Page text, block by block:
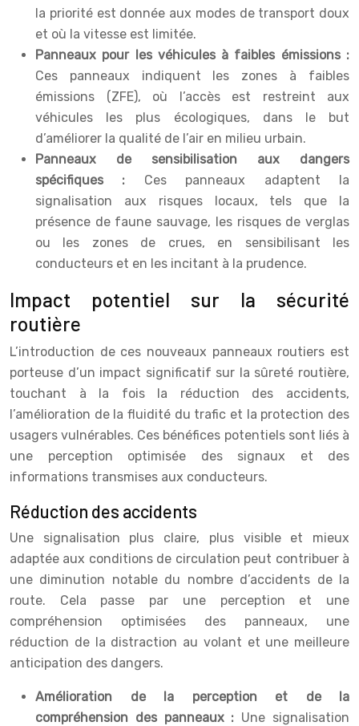
la priorité est donnée aux modes de transport doux
et où la vitesse est limitée.
Panneaux pour les véhicules à faibles émissions :
Ces panneaux indiquent les zones à faibles
émissions (ZFE), où l’accès est restreint aux
véhicules les plus écologiques, dans le but
d’améliorer la qualité de l’air en milieu urbain.
Panneaux de sensibilisation aux dangers
spécifiques : Ces panneaux adaptent la
signalisation aux risques locaux, tels que la
présence de faune sauvage, les risques de verglas
ou les zones de crues, en sensibilisant les
conducteurs et en les incitant à la prudence.
Impact potentiel sur la sécurité
routière
L’introduction de ces nouveaux panneaux routiers est
porteuse d’un impact significatif sur la sûreté routière,
touchant à la fois la réduction des accidents,
l’amélioration de la fluidité du trafic et la protection des
usagers vulnérables. Ces bénéfices potentiels sont liés à
une perception optimisée des signaux et des
informations transmises aux conducteurs.
Réduction des accidents
Une signalisation plus claire, plus visible et mieux
adaptée aux conditions de circulation peut contribuer à
une diminution notable du nombre d’accidents de la
route. Cela passe par une perception et une
compréhension optimisées des panneaux, une
réduction de la distraction au volant et une meilleure
anticipation des dangers.
Amélioration de la perception et de la
compréhension des panneaux : Une signalisation